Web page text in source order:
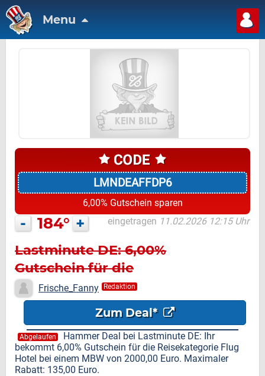
Menu
LMNDEAFFDP6
6,00% Gutschein sparen
- 184° + eingetragen 11.02.2026 12:15 Uhr
Lastminute DE: 6,00%
Gutschein für die
Reisekategorie Flug Hotel
Frische_Fanny Redaktion
Zum Deal*
Abgelaufen
Hammer Deal bei Lastminute DE: Ihr
bekommt 6,00% Gutschein für die Reisekategorie Flug
Hotel bei einem MBW von 2000,00 Euro. Maximaler
Rabatt: 135,00 Euro.